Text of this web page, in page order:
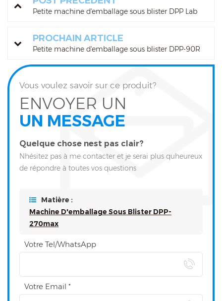
Petite machine d'emballage sous blister DPP Lab
PROCHAIN ARTICLE
Petite machine d'emballage sous blister DPP-90R
Vous voulez savoir sur ce produit?
ENVOYER UN
UN MESSAGE
Quelque chose nest pas clair?
Nhésitez pas à me contacter et je serai plus quheureux
de répondre à toutes vos questions
Matière :
Machine D'emballage Sous Blister DPP-
270max
Votre Tel/WhatsApp
Votre Email *